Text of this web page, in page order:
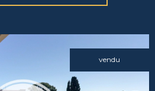
vendu